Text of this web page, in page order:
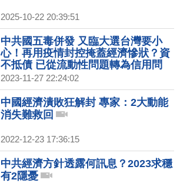
2025-10-22 20:39:51
中共國五毒併發 又臨大選台灣要小
心！再用疫情封控掩蓋經濟慘狀？資
不抵債 已從流動性問題轉為信用問
題！白紙一年中國式公民不服從 大規
模抗爭前奏？｜吳嘉隆｜黃清龍｜新
聞大破解 【2023年11月27日】
2023-11-27 22:24:02
中國經濟潰敗狂解封 專家：2大動能
消失難救回
2022-12-23 17:36:15
中共經濟方針透露何訊息？2023求穩
有2隱憂